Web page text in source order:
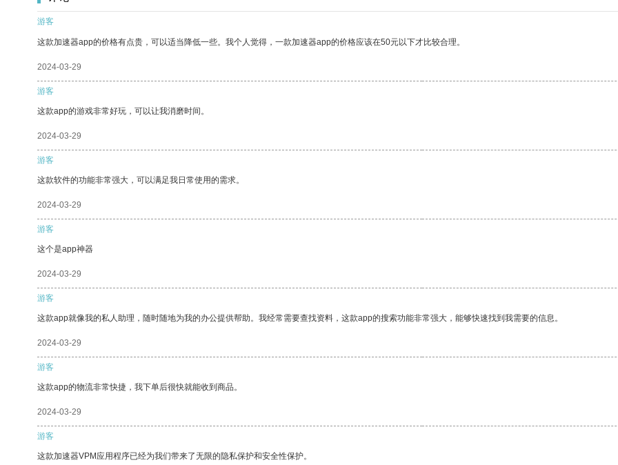
游客
这款加速器app的价格有点贵，可以适当降低一些。我个人觉得，一款加速器app的价格应该在50元以下才比较合理。
2024-03-29
游客
这款app的游戏非常好玩，可以让我消磨时间。
2024-03-29
游客
这款软件的功能非常强大，可以满足我日常使用的需求。
2024-03-29
游客
这个是app神器
2024-03-29
游客
这款app就像我的私人助理，随时随地为我的办公提供帮助。我经常需要查找资料，这款app的搜索功能非常强大，能够快速找到我需要的信息。
2024-03-29
游客
这款app的物流非常快捷，我下单后很快就能收到商品。
2024-03-29
游客
这款加速器VPM应用程序已经为我们带来了无限的隐私保护和安全性保护。